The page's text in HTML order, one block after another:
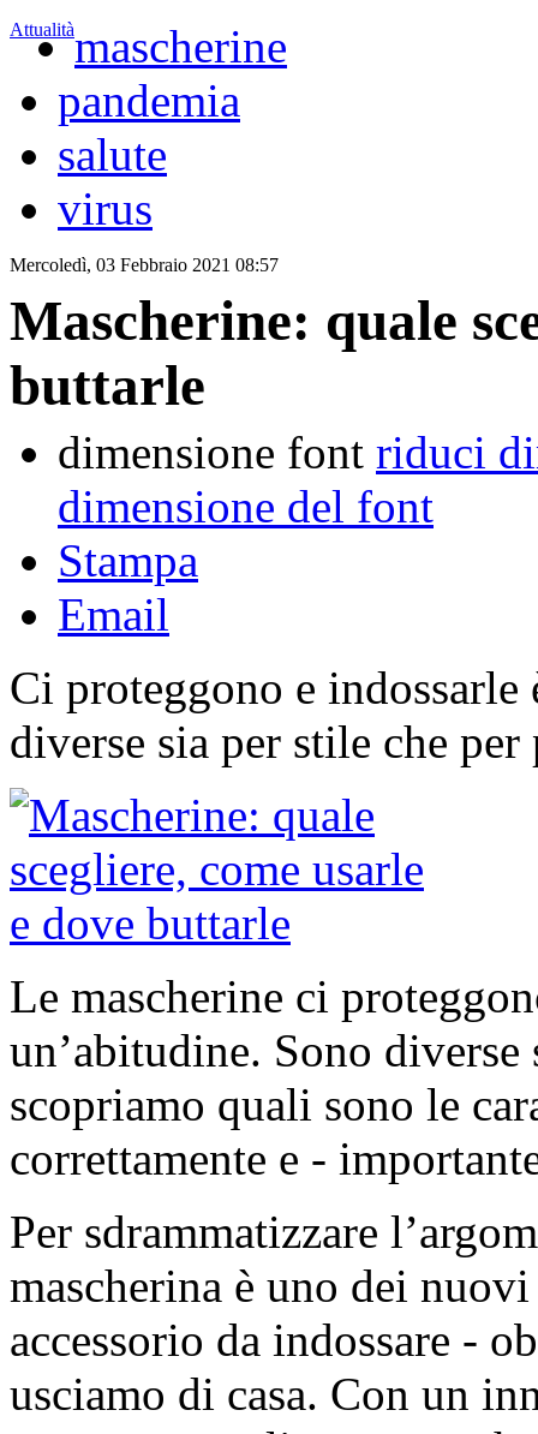
Attualitàmascherine
pandemia
salute
virus
Mercoledì, 03 Febbraio 2021 08:57
Mascherine: quale
buttarle
dimensione font riduci
dimensione del font
Stampa
Email
Ci proteggono e indossarle
diverse sia per stile che
Le mascherine ci
un’abitudine. Sono
scopriamo quali sono le
correttamente e -
Per sdrammatizzare
mascherina è uno dei
accessorio da indossare -
usciamo di casa. Con un